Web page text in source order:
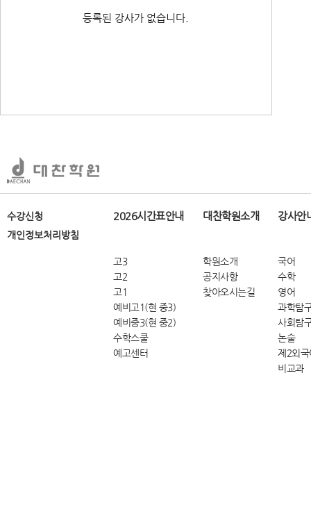
등록된 강사가 없습니다.
수강신청
개인정보처리방침
2026시간표안내
고3
고2
고1
예비고1(현 중3)
예비중3(현 중2)
수학스쿨
예고센터
대찬학원소개
학원소개
공지사항
찾아오시는길
강사안
국어
수학
영어
과학탐
사회탐
논술
제2외국
비교과